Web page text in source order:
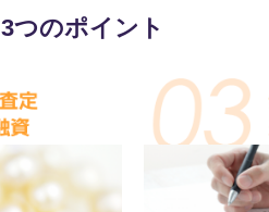
3つのポイント